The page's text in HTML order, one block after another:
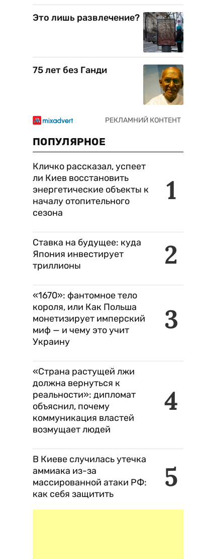
Это лишь развлечение?
75 лет без Ганди
ПОПУЛЯРНОЕ
1
Кличко рассказал, успеет
ли Киев восстановить
энергетические объекты к
началу отопительного
сезона
2
Ставка на будущее: куда
Япония инвестирует
триллионы
3
«1670»: фантомное тело
короля, или Как Польша
монетизирует имперский
миф — и чему это учит
Украину
4
«Страна растущей лжи
должна вернуться к
реальности»: дипломат
объяснил, почему
коммуникация властей
возмущает людей
5
В Киеве случилась утечка
аммиака из-за
массированной атаки РФ:
как себя защитить